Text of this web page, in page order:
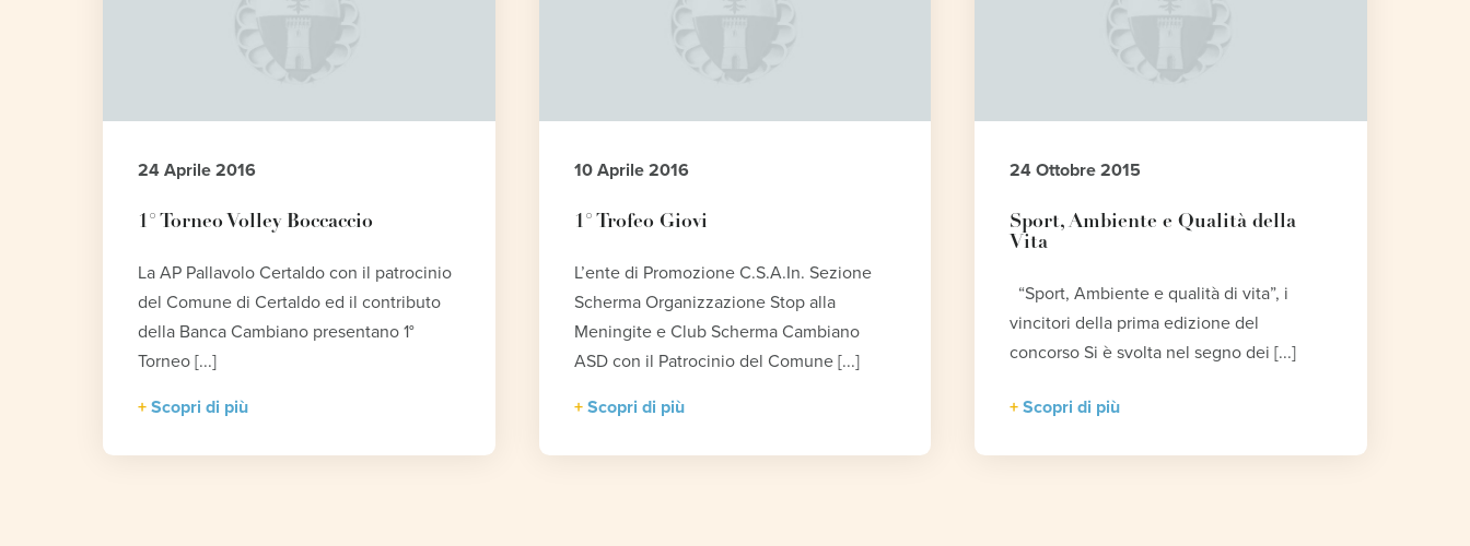
24 Aprile 2016
1° Torneo Volley Boccaccio
La AP Pallavolo Certaldo con il patrocinio
del Comune di Certaldo ed il contributo
della Banca Cambiano presentano 1°
Torneo [...]
Scopri di più
10 Aprile 2016
1° Trofeo Giovi
L’ente di Promozione C.S.A.In. Sezione
Scherma Organizzazione Stop alla
Meningite e Club Scherma Cambiano
ASD con il Patrocinio del Comune [...]
Scopri di più
24 Ottobre 2015
Sport, Ambiente e Qualità della
Vita
“Sport, Ambiente e qualità di vita”, i
vincitori della prima edizione del
concorso Si è svolta nel segno dei [...]
Scopri di più